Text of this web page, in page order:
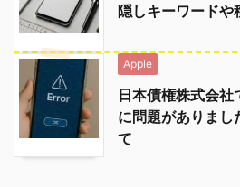
隠しキーワードや
Apple
日本債権株式会
に問題がありまし
て